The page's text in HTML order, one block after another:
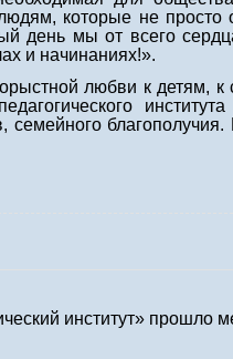
которые не просто
день мы от всего
и начинаниях!».
любви к детям,
семейного
институт» прошло